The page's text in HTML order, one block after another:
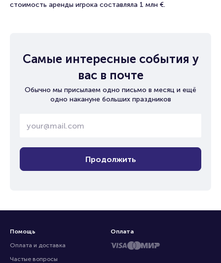
стоимость аренды игрока составляла 1 млн €.
Самые интересные события у
вас в почте
Обычно мы присылаем одно письмо в месяц и ещё
одно накануне больших праздников
Продолжить
Помощь
Оплата и доставка
Частые вопросы
Оплата